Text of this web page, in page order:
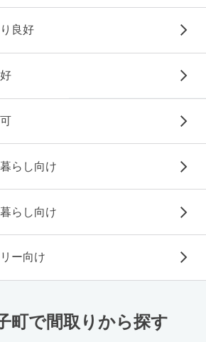
良好
らし向け
らし向け
ー向け
町で間取りから探す